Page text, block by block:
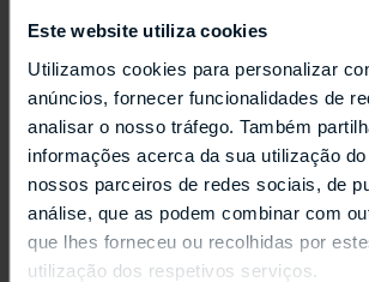
Este website utiliza cookies
Utilizamos cookies para personalizar
anúncios, fornecer funcionalidades de
analisar o nosso tráfego. Também
informações acerca da sua utilização
nossos parceiros de redes sociais, de
análise, que as podem combinar com
que lhes forneceu ou recolhidas por
utilização dos respetivos serviços.
REPOSSI ANTIFER